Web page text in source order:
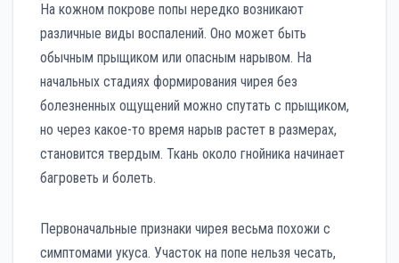
На кожном покрове попы нередко возникают
различные виды воспалений. Оно может быть
обычным прыщиком или опасным нарывом. На
начальных стадиях формирования чирея без
болезненных ощущений можно спутать с прыщиком,
но через какое-то время нарыв растет в размерах,
становится твердым. Ткань около гнойника начинает
багроветь и болеть.
Первоначальные признаки чирея весьма похожи с
симптомами укуса. Участок на попе нельзя чесать,